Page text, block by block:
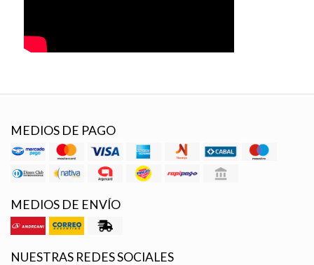
MEDIOS DE PAGO
MEDIOS DE ENVÍO
NUESTRAS REDES SOCIALES